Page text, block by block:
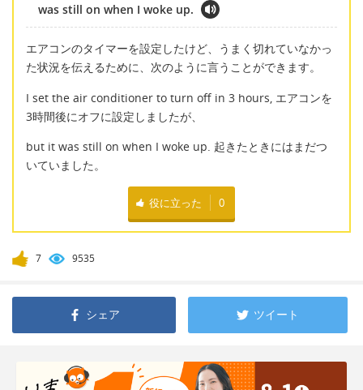
was still on when I woke up.
エアコンのタイマーを設定したけど、うまく切れていなかっ
た状況を伝えるために、次のように言うことができます。
I set the air conditioner to turn off in 3 hours, エアコンを
3時間後にオフに設定しましたが、
but it was still on when I woke up. 起きたときにはまだつ
いていました。
役に立った 0
7 9535
シェア ツイート